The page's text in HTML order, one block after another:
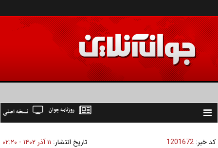
Toggle
نسخه اصلی روزنامه جوان
کد خبر: 1201672 تاریخ انتشار: ۱۱ آذر ۱۴۰۲ - ۰۲:۲۰